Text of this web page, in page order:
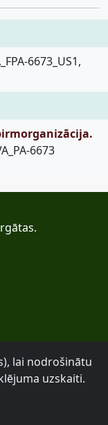
6673_US1,
6673
lai nodrošinātu
uzskaiti.